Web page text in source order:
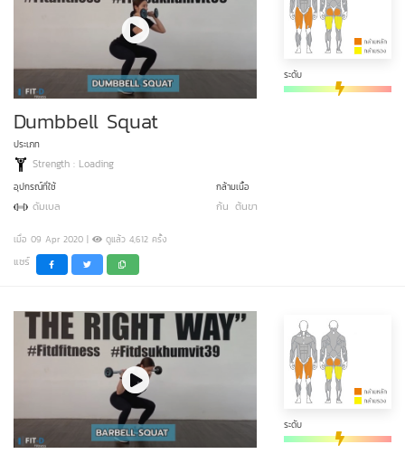
ระดับ
Dumbbell Squat
ประเภท
Strength : Loading
อุปกรณ์ที่ใช้
ดัมเบล
กล้ามเนื้อ
ก้น ต้นขา
เมื่อ 09 Apr 2020 | ดูแล้ว 4,612 ครั้ง
แชร์
ระดับ